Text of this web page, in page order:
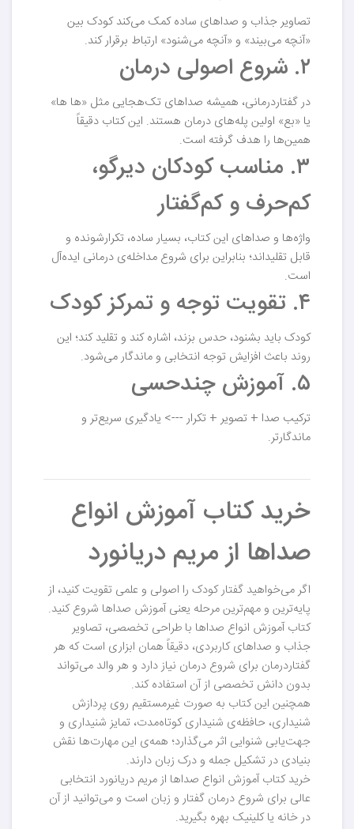
تصاویر جذاب و صداهای ساده کمک می‌کند کودک بین
«آنچه می‌بیند» و «آنچه می‌شنود» ارتباط برقرار کند.
۲. شروع اصولی درمان
در گفتاردرمانی، همیشه صداهای تک‌هجایی مثل «ها ها»
یا «بع» اولین پله‌های درمان هستند. این کتاب دقیقاً
همین‌ها را هدف گرفته است.
۳. مناسب کودکان دیرگو،
کم‌حرف و کم‌گفتار
واژه‌ها و صداهای این کتاب، بسیار ساده، تکرارشونده و
قابل تقلید‌اند؛ بنابراین برای شروع مداخله‌ی درمانی ایده‌آل
است.
۴. تقویت توجه و تمرکز کودک
کودک باید بشنود، حدس بزند، اشاره کند و تقلید کند؛ این
روند باعث افزایش توجه انتخابی و ماندگار می‌شود.
۵. آموزش چندحسی
ترکیب صدا + تصویر + تکرار ---> یادگیری سریع‌تر و
ماندگارتر.
خرید کتاب آموزش انواع
صداها از مریم دریانورد
اگر می‌خواهید گفتار کودک را اصولی و علمی تقویت کنید، از
پایه‌ترین و مهم‌ترین مرحله یعنی آموزش صداها شروع کنید.
کتاب آموزش انواع صداها با طراحی تخصصی، تصاویر
جذاب و صداهای کاربردی، دقیقاً همان ابزاری است که هر
گفتاردرمان برای شروع درمان نیاز دارد و هر والد می‌تواند
بدون دانش تخصصی از آن استفاده کند.
همچنین این کتاب به صورت غیرمستقیم روی پردازش
شنیداری، حافظه‌ی شنیداری کوتاه‌مدت، تمایز شنیداری و
جهت‌یابی شنوایی اثر می‌گذارد؛ همه‌ی این مهارت‌ها نقش
بنیادی در تشکیل جمله و درک زبان دارند.
خرید کتاب آموزش انواع صداها از مریم دریانورد انتخابی
عالی برای شروع درمان گفتار و زبان است و می‌توانید از آن
در خانه یا کلینیک بهره بگیرید.